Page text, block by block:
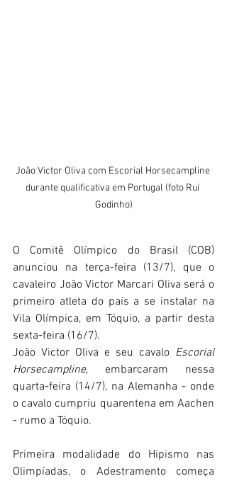
João Victor Oliva com Escorial Horsecampline
durante qualificativa em Portugal (foto Rui
Godinho)
O Comitê Olímpico do Brasil (COB)
anunciou na terça-feira (13/7), que o
cavaleiro João Victor Marcari Oliva será o
primeiro atleta do país a se instalar na
Vila Olímpica, em Tóquio, a partir desta
sexta-feira (16/7).
João Victor Oliva e seu cavalo Escorial
Horsecampline, embarcaram nessa
quarta-feira (14/7), na Alemanha - onde
o cavalo cumpriu quarentena em Aachen
- rumo a Tóquio.
Primeira modalidade do Hipismo nas
Olimpíadas, o Adestramento começa